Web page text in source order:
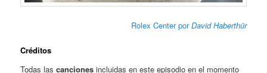
Rolex Center porDavid Haberthür
Créditos
Todas lascanciones incluidas en este episodio en el momento